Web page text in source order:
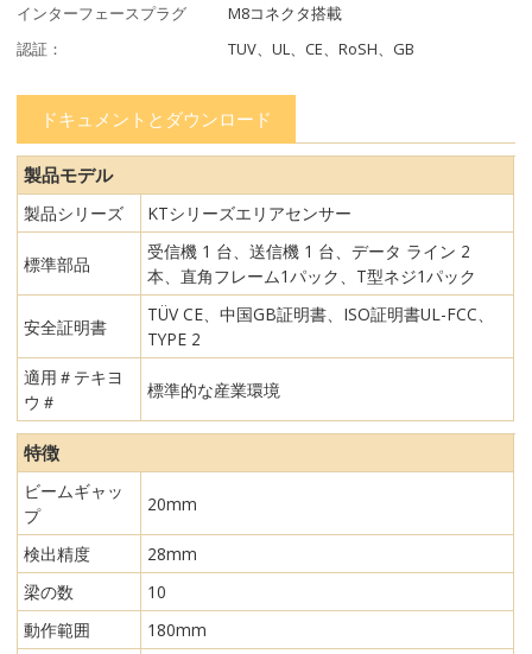
インターフェースプラグ
M8コネクタ搭載
認証：
TUV、UL、CE、RoSH、GB
ドキュメントとダウンロード
製品モデル
製品シリーズ KTシリーズエリアセンサー
標準部品
受信機 1 台、送信機 1 台、データ ライン 2
本、直角フレーム1パック、T型ネジ1パック
安全証明書
TÜV CE、中国GB証明書、ISO証明書UL-FCC、
TYPE 2
適用＃テキヨ
ウ＃
標準的な産業環境
特徴
ビームギャッ
プ
20mm
検出精度
28mm
梁の数
10
動作範囲
180mm